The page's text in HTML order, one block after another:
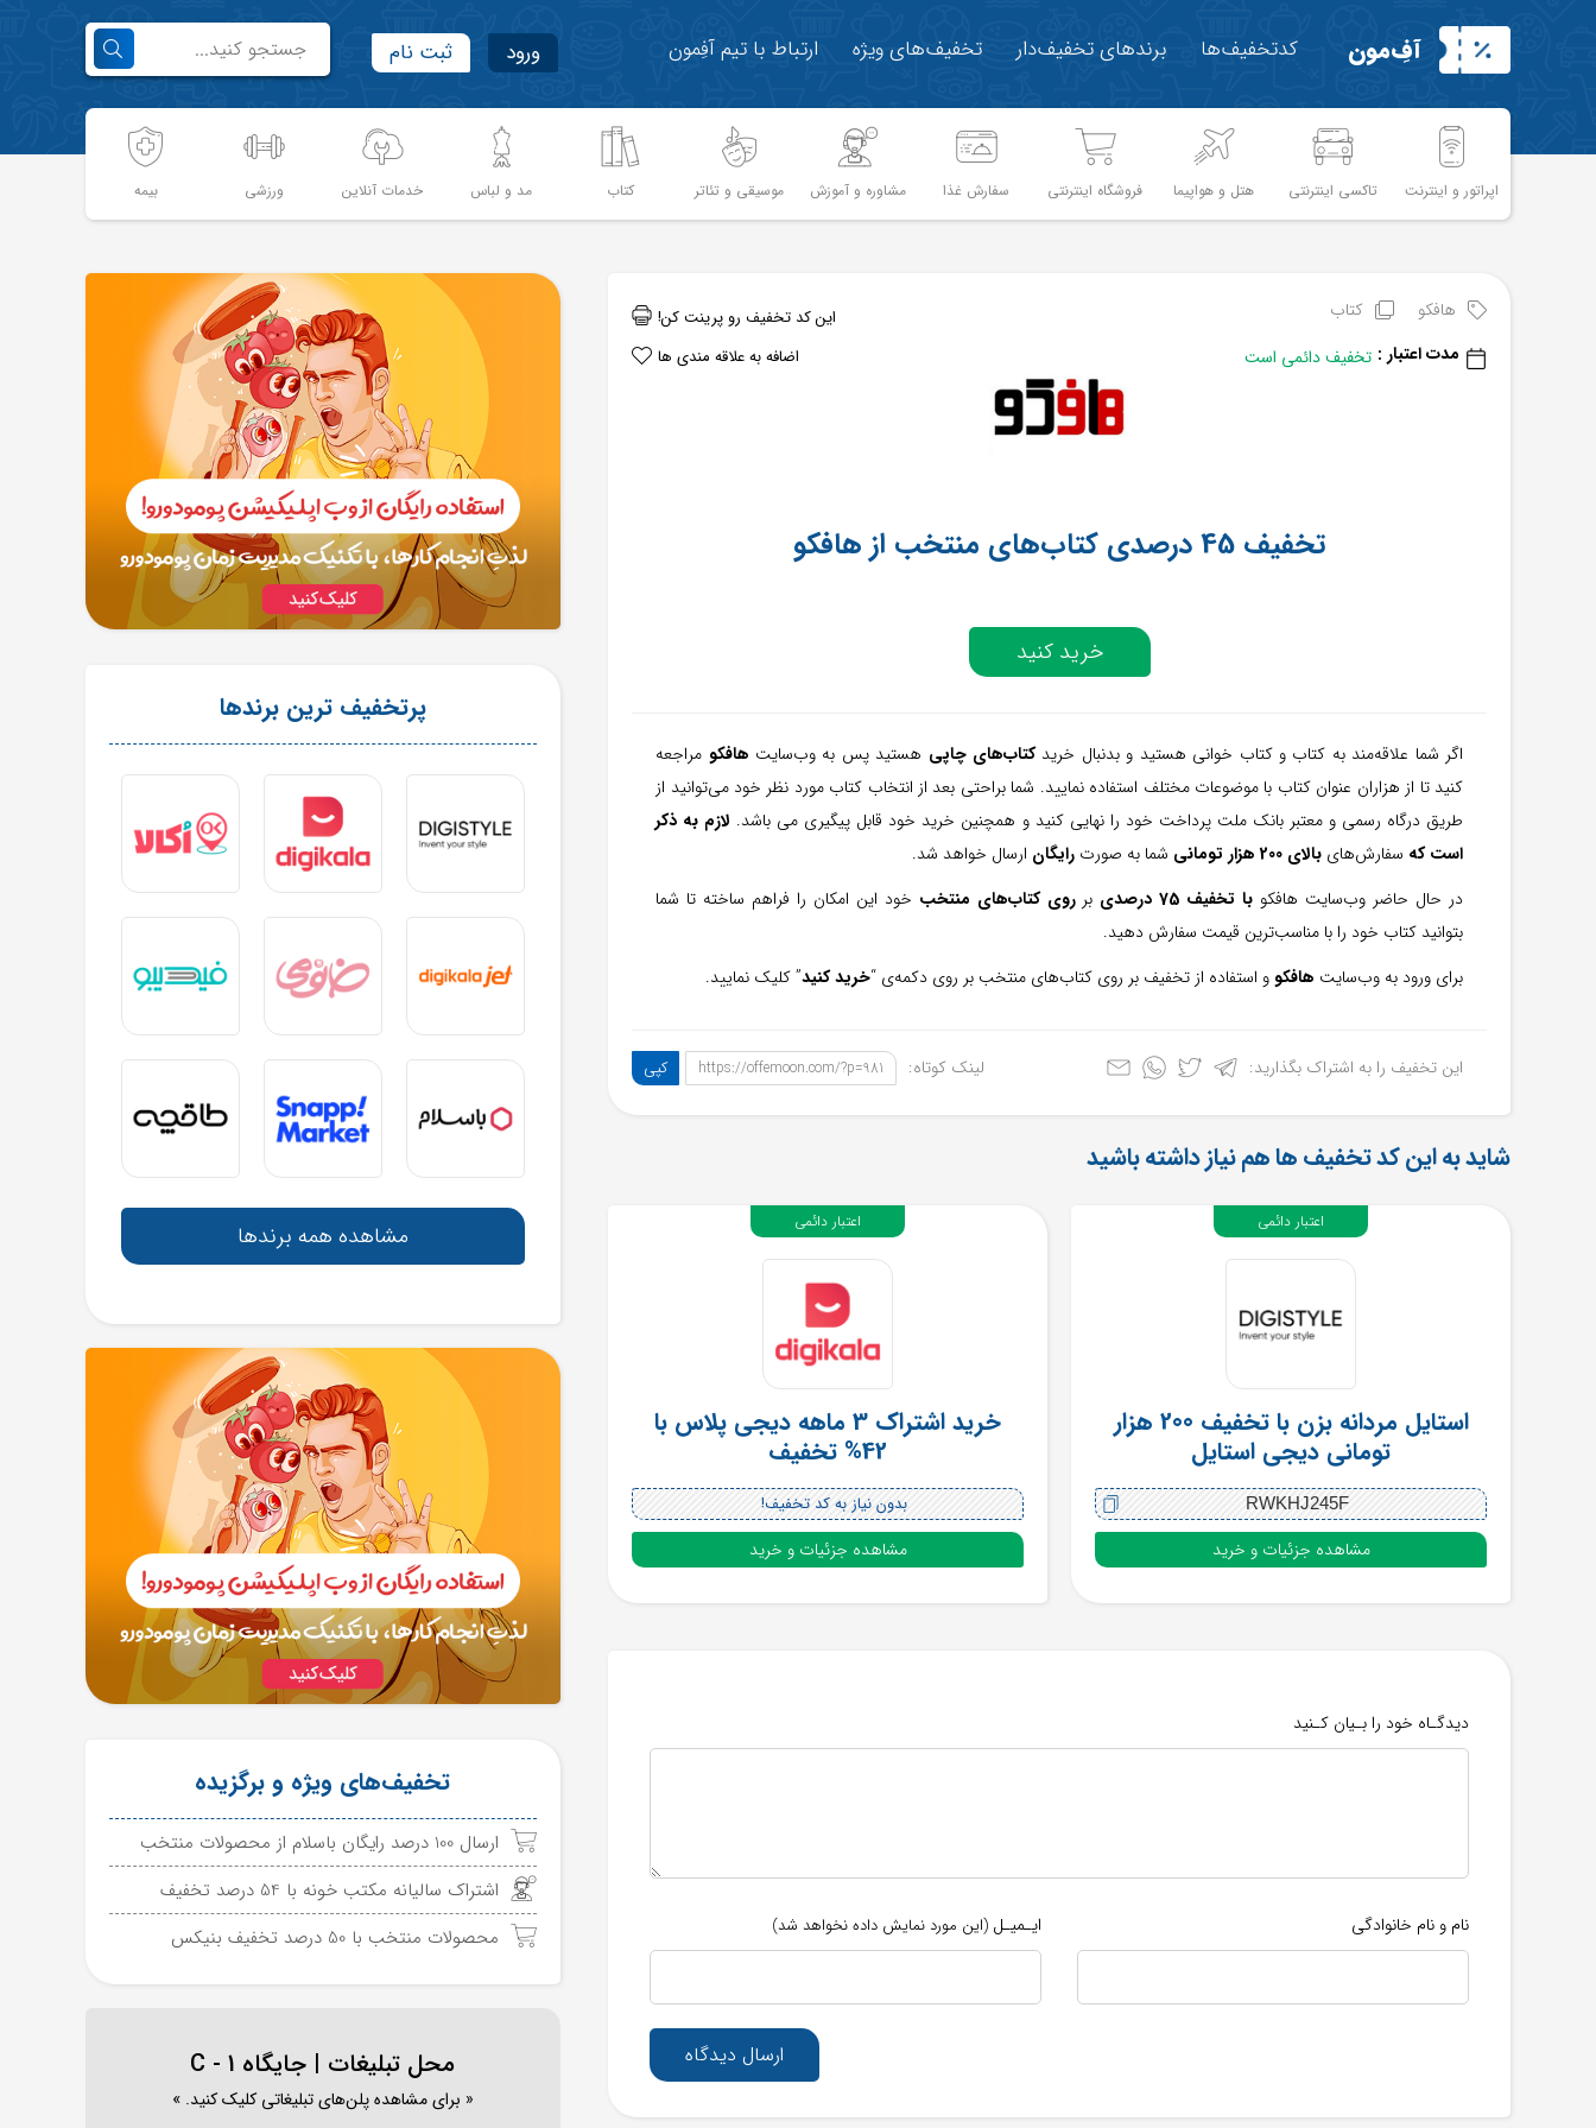
آفِ‌مون کدتخفیف‌ها برندهای تخفیف‌دار تخفیف‌های ویژه ارتباط با تیم آفِمون ورود ثبت نام
اپراتور و اینترنت تاکسی اینترنتی هتل و هواپیما فروشگاه اینترنتی سفارش غذا مشاوره و آموزش موسیقی و تئاتر کتاب مد و لباس خدمات آنلاین ورزشی بیمه
هافکو
کتاب
مدت اعتبار : تخفیف دائمی است
این کد تخفیف رو پرینت کن!
اضافه به علاقه مندی ها
تخفیف 45 درصدی کتاب‌های منتخب از هافکو
خرید کنید
اگر شما علاقه‌مند به کتاب و کتاب خوانی هستید و بدنبال خریدکتاب‌های چاپی هستید پس به وب‌سایت هافکو مراجعه
کنید تا از هزاران عنوان کتاب با موضوعات مختلف استفاده نمایید. شما براحتی بعد از انتخاب کتاب مورد نظر خود می‌توانید از
طریق درگاه رسمی و معتبر بانک ملت پرداخت خود را نهایی کنید و همچنین خرید خود قابل پیگیری می باشد. لازم به ذکر
است که سفارش‌های بالای 200 هزار تومانی شما به صورت رایگان ارسال خواهد شد.
در حال حاضر وب‌سایت هافکو با تخفیف 75 درصدی برروی کتاب‌های منتخب خود این امکان را فراهم ساخته تا شما
بتوانید کتاب خود را با مناسب‌ترین قیمت سفارش دهید.
برای ورود به وب‌سایت هافکو و استفاده از تخفیف بر روی کتاب‌های منتخب بر روی دکمه‌ی “خرید کنید” کلیک نمایید.
این تخفیف را به اشتراک بگذارید: لینک کوتاه: https://offemoon.com/?p=981 کپی
شاید به این کد تخفیف ها هم نیاز داشته باشید
استایل مردانه بزن با تخفیف 200 هزار
تومانی دیجی استایل
RWKHJ245F
مشاهده جزئیات و خرید
اعتبار دائمی
خرید اشتراک 3 ماهه دیجی پلاس با
42% تخفیف
بدون نیاز به کد تخفیف!
مشاهده جزئیات و خرید
اعتبار دائمی
دیدگـاه خود را بـیان کـنید
نام و نام خانوادگی ایـمیـل (این مورد نمایش داده نخواهد شد)
ارسال دیدگاه
پرتخفیف ترین برندها
مشاهده همه برندها
تخفیف‌های ویژه و برگزیده
ارسال 100 درصد رایگان باسلام از محصولات منتخب
اشتراک سالیانه مکتب خونه با 54 درصد تخفیف
محصولات منتخب با 50 درصد تخفیف بنیکس
محل تبلیغات | جایگاه C - 1
« برای مشاهده پلن‌های تبلیغاتی کلیک کنید. »